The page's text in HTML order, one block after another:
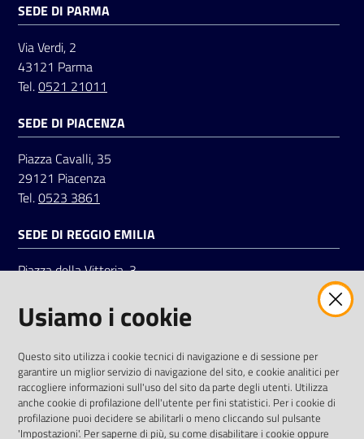
Registrati
Seguici
su
SEDE DI PARMA
Via Verdi, 2
43121 Parma
Tel.0521 21011
SEDE DI PIACENZA
Piazza Cavalli, 35
29121 Piacenza
Tel.0523 3861
SEDE DI REGGIO EMILIA
Piazza della Vittoria, 3
Tel.0522 7961
LinkedinFacebookInstagram
Usiamo i cookie
Questo sito utilizza i cookie tecnici di navigazione e di sessione per
garantire un miglior servizio di navigazione del sito, e cookie analitici per
raccogliere informazioni sull'uso del sito da parte degli utenti. Utilizza
anche cookie di profilazione dell'utente per fini statistici. Per i cookie di
profilazione puoi decidere se abilitarli o meno cliccando sul pulsante
'Impostazioni'. Per saperne di più, su come disabilitare i cookie oppure